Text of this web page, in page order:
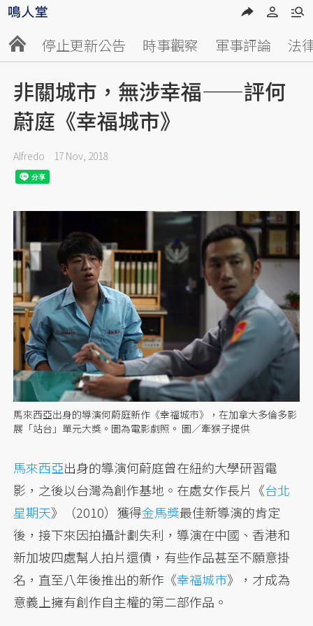
停止更新公告 時事觀察 軍事評論 法
非關城市，無涉幸福——評何
蔚庭《幸福城市》
Alfredo 17 Nov, 2018
馬來西亞出身的導演何蔚庭新作《幸福城市》，在加拿大多倫多影
展「站台」單元大獎。圖為電影劇照。 圖／牽猴子提供
馬來西亞出身的導演何蔚庭曾在紐約大學研習電
影，之後以台灣為創作基地。在處女作長片《台北
星期天》（2010）獲得金馬獎最佳新導演的肯定
後，接下來因拍攝計劃失利，導演在中國、香港和
新加坡四處幫人拍片還債，有些作品甚至不願意掛
名，直至八年後推出的新作《幸福城市》，才成為
意義上擁有創作自主權的第二部作品。